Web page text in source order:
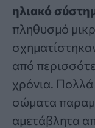
ηλιακό
πληθυσμό
από
χρόνια.
σώματα
αμετάβλητα